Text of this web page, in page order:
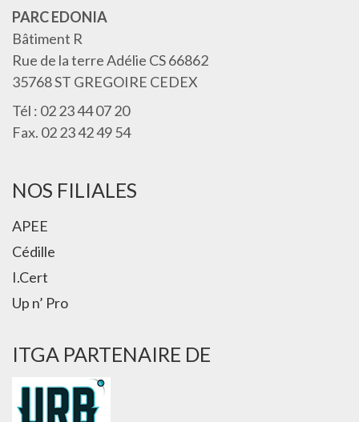
PARC EDONIA
Bâtiment R
Rue de la terre Adélie CS 66862
35768 ST GREGOIRE CEDEX
Tél : 02 23 44 07 20
Fax. 02 23 42 49 54
NOS FILIALES
APEE
Cédille
I.Cert
Up n’ Pro
ITGA PARTENAIRE DE